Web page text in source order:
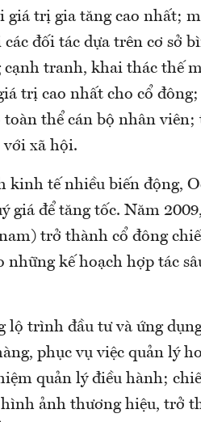
trị gia tăng cao nhất;
đối tác dựa trên cơ sở
cạnh tranh, khai thác thế
trị cao nhất cho cổ
thể cán bộ nhân viên;
với xã hội.
kinh tế nhiều biến động,
giá để tăng tốc. Năm
trở thành cổ đông
những kế hoạch hợp tác
lộ trình đầu tư và ứng
phục vụ việc quản lý
quản lý điều hành;
ảnh thương hiệu, trở